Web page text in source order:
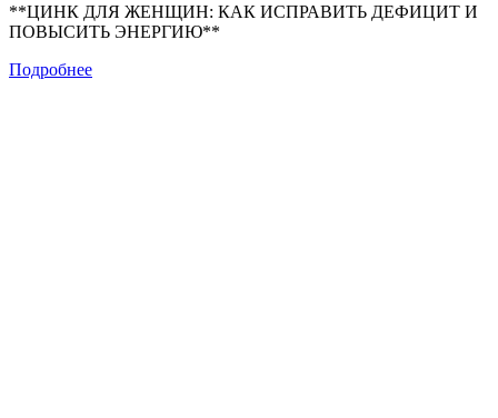
**ЦИНК ДЛЯ ЖЕНЩИН: КАК ИСПРАВИТЬ ДЕФИЦИТ И
ПОВЫСИТЬ ЭНЕРГИЮ**
Подробнее